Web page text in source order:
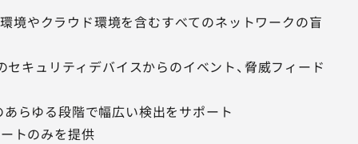
境やクラウド環境を含むすべてのネットワークの盲
セキュリティデバイスからのイベント、脅威フィード
らゆる段階で幅広い検出をサポート
ートのみを提供